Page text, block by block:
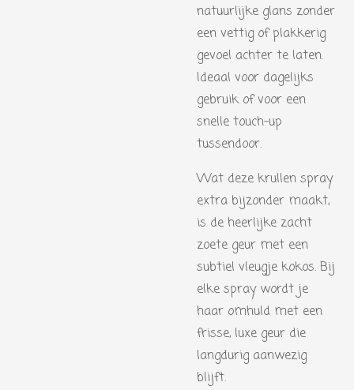
natuurlijke glans zonder
een vettig of plakkerig
gevoel achter te laten.
Ideaal voor dagelijks
gebruik of voor een
snelle touch-up
tussendoor.
Wat deze krullen spray
extra bijzonder maakt,
is de heerlijke zacht
zoete geur met een
subtiel vleugje kokos. Bij
elke spray wordt je
haar omhuld met een
frisse, luxe geur die
langdurig aanwezig
blijft.